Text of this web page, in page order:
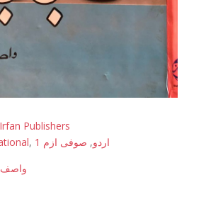
Publishers
, اردو, صوفی ازم 1